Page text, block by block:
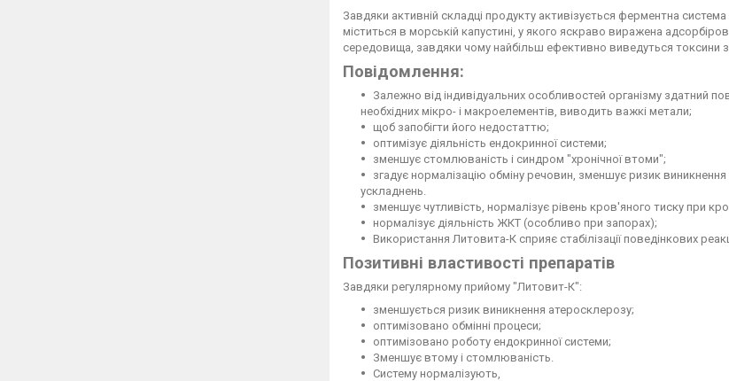
Завдяки активній складці продукту активізується ферментна
міститься в морській капустині, у якого яскраво виражена
середовища, завдяки чому найбільш ефективно виведуться токсини з
Повідомлення:
Залежно від індивідуальних особливостей організму здатний
необхідних мікро- і макроелементів, виводить важкі метали;
щоб запобігти його недостаттю;
оптимізує діяльність ендокринної системи;
зменшує стомлюваність і синдром "хронічної втоми";
згадує нормалізацію обміну речовин, зменшує ризик
ускладнень.
зменшує чутливість, нормалізує рівень кров'яного тиску при
нормалізує діяльність ЖКТ (особливо при запорах);
Використання Литовита-К сприяє стабілізації поведінкових
Позитивні властивості препаратів
Завдяки регулярному прийому "Литовит-К":
зменшується ризик виникнення атеросклерозу;
оптимізовано обмінні процеси;
оптимізовано роботу ендокринної системи;
Зменшує втому і стомлюваність.
Систему нормалізують,